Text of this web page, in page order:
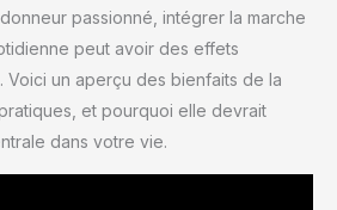
passionné, intégrer la marche
peut avoir des effets
un aperçu des bienfaits de la
et pourquoi elle devrait
dans votre vie.